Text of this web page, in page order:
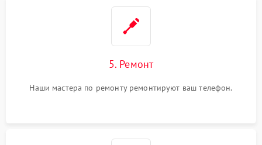
5. Ремонт
Наши мастера по ремонту ремонтируют ваш телефон.